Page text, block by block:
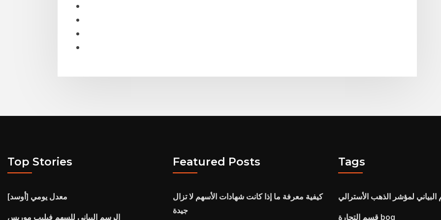
Top Stories
معدل يومي [أوسد]
الرسم البياني للسهم فيليب موريس
Featured Posts
كيفية معرفة ما إذا كانت شهادات الأسهم لا تزال
جيدة
Tags
لمؤشر الذهب الأسترالي
قسم التجارة boq